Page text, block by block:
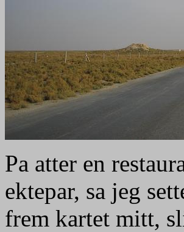
Pa atter en
ektepar, sa jeg
frem kartet mitt,